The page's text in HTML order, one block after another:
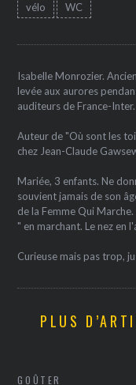
vélo
WC
Isabelle Monrozier.
levée aux aurores
auditeurs de France-Inter.
Auteur de "Où sont les
chez Jean-Claude
Mariée, 3 enfants. Ne
souvient jamais de son
de la Femme Qui
" en marchant. Le nez en
Curieuse mais pas trop,
PLUS
GOÛTER